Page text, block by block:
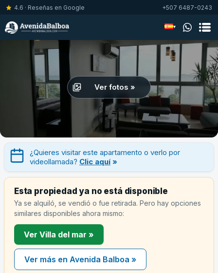
4.6 · Reseñas en Google +507 6487-0243
▾
Ver fotos »
¿Quieres visitar este apartamento o verlo por
videollamada? Clic aquí »
Esta propiedad ya no está disponible
Ya se alquiló, se vendió o fue retirada. Pero hay opciones
similares disponibles ahora mismo:
Ver Villa del mar »
Ver más en Avenida Balboa »